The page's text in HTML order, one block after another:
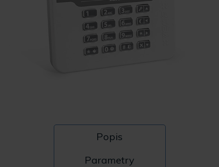
Popis
Parametry